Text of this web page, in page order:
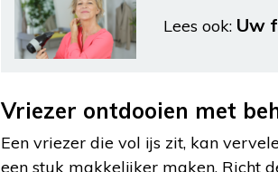
Lees ook: Uw
Vriezer ontdooien met
Een vriezer die vol ijs zit, kan
een stuk makkelijker maken. Richt